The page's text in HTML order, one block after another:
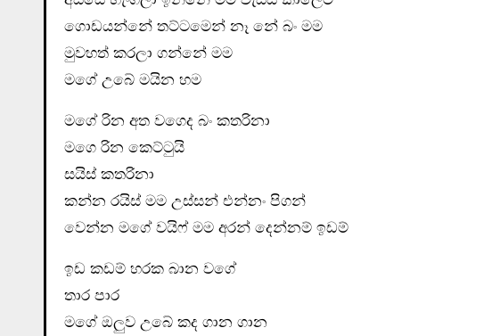
ගොඩයන්නේ තට්ටමෙන් නෑ නේ බං මම
මුවහත් කරලා ගන්නේ මම
මගේ උබේ මයින හම
මගේ රින අත වගෙද බං කතරිනා
මගෙ රින කෙට්ටුයි
සයිස් කතරිනා
කන්න රයිස් මම උස්සන් එන්නං පිගන්
වෙන්න මගේ වයිෆ් මම අරන් දෙන්නම් ඉඩම්
ඉඩ කඩම් හරක බාන වගේ
තාර පාර
මගේ ඔලුව උබේ කද ගාන ගාන